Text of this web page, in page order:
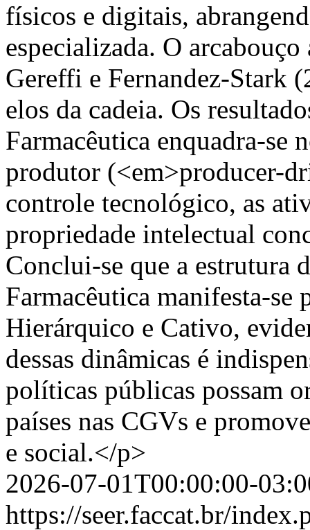
físicos e digitais,
especializada. O
Gereffi e Fernandez-Stark
elos da cadeia. Os
Farmacêutica enquadra-se
produtor (<em>producer-
controle tecnológico, as
propriedade intelectual
Conclui-se que a estrutura
Farmacêutica manifesta-se
Hierárquico e Cativo,
dessas dinâmicas é
políticas públicas possam
países nas CGVs e
e social.</p>
2026-07-01T00:00:00-
https://seer.faccat.br/